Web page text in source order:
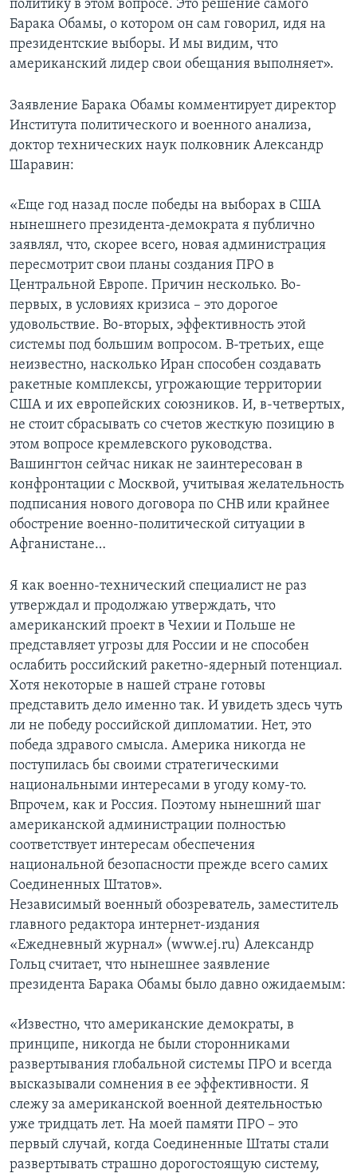
политику в этом вопросе. Это решение самого
Барака Обамы, о котором он сам говорил, идя на
президентские выборы. И мы видим, что
американский лидер свои обещания выполняет».
Заявление Барака Обамы комментирует директор
Института политического и военного анализа,
доктор технических наук полковник Александр
Шаравин:
«Еще год назад после победы на выборах в США
нынешнего президента-демократа я публично
заявлял, что, скорее всего, новая администрация
пересмотрит свои планы создания ПРО в
Центральной Европе. Причин несколько. Во-
первых, в условиях кризиса – это дорогое
удовольствие. Во-вторых, эффективность этой
системы под большим вопросом. В-третьих, еще
неизвестно, насколько Иран способен создавать
ракетные комплексы, угрожающие территории
США и их европейских союзников. И, в-четвертых,
не стоит сбрасывать со счетов жесткую позицию в
этом вопросе кремлевского руководства.
Вашингтон сейчас никак не заинтересован в
конфронтации с Москвой, учитывая желательность
подписания нового договора по СНВ или крайнее
обострение военно-политической ситуации в
Афганистане…
Я как военно-технический специалист не раз
утверждал и продолжаю утверждать, что
американский проект в Чехии и Польше не
представляет угрозы для России и не способен
ослабить российский ракетно-ядерный потенциал.
Хотя некоторые в нашей стране готовы
представить дело именно так. И увидеть здесь чуть
ли не победу российской дипломатии. Нет, это
победа здравого смысла. Америка никогда не
поступилась бы своими стратегическими
национальными интересами в угоду кому-то.
Впрочем, как и Россия. Поэтому нынешний шаг
американской администрации полностью
соответствует интересам обеспечения
национальной безопасности прежде всего самих
Соединенных Штатов».
Независимый военный обозреватель, заместитель
главного редактора интернет-издания
«Ежедневный журнал» (www.ej.ru) Александр
Гольц считает, что нынешнее заявление
президента Барака Обамы было давно ожидаемым:
«Известно, что американские демократы, в
принципе, никогда не были сторонниками
развертывания глобальной системы ПРО и всегда
высказывали сомнения в ее эффективности. Я
слежу за американской военной деятельностью
уже тридцать лет. На моей памяти ПРО – это
первый случай, когда Соединенные Штаты стали
развертывать страшно дорогостоящую систему,